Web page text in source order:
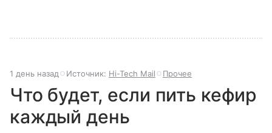
1 день назад Источник: Hi-Tech Mail Прочее
Что будет, если пить кефир
каждый день